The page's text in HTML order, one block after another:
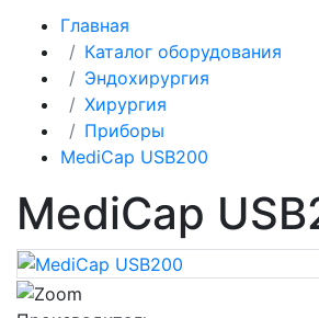
Главная
Каталог оборудования
Эндохирургия
Хирургия
Приборы
MediCap USB200
MediCap